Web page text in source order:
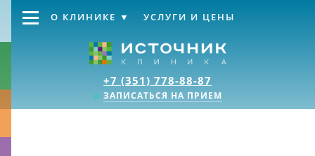
Клиника
+7 (351) 778-88-87
ЗАПИСАТЬСЯ НА ПРИЕМ
О КЛИНИКЕ УСЛУГИ И ЦЕНЫ